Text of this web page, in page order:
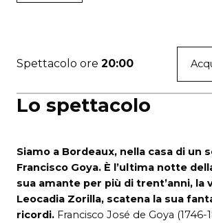
Lo spettacolo
Siamo a Bordeaux, nella casa di un
Francisco Goya. È l’ultima notte
sua amante per più di trent’anni, la
Leocadia Zorilla, scatena la sua
ricordi. Francisco José de Goya (1746-
Spettacolo ore 20:00